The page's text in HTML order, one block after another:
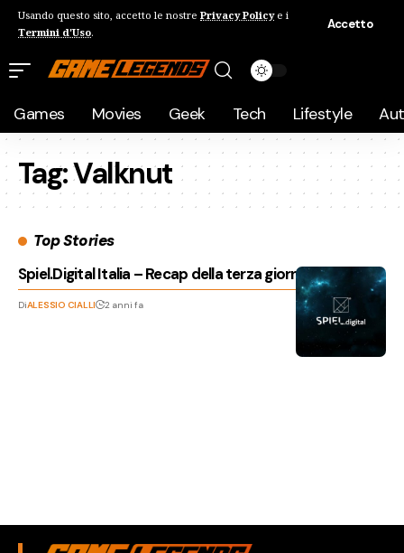
Usando questo sito, accetto le nostre Privacy Policye i
Termini d'Uso.
Accetto
Games Movies Geek Tech Lifestyle
Tag:Valknut
Top Stories
Spiel.Digital Italia – Recap della terza giornata
DiALESSIO CIALLI 2 anni fa